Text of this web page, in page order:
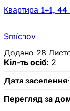
Квартира 1+1, 44
Smíchov
Додано 28
Кіл-ть осіб: 2
Дата заселення
Перегляд за